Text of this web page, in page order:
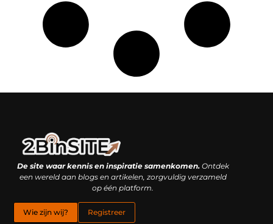
De site waar kennis en inspiratie samenkomen.Ontdek
een wereld aan blogs en artikelen, zorgvuldig verzameld
op één platform.
Wie zijn wij? Registreer